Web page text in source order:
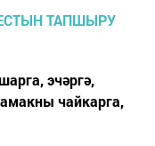
эчәргә,
чайкарга,